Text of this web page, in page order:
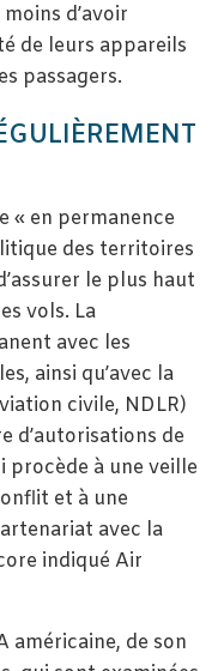
d’avoir
de leurs appareils
passagers.
« en permanence
des territoires
le plus haut
vols. La
avec les
ainsi qu’avec la
civile, NDLR)
d’autorisations de
procède à une veille
et à une
avec la
indiqué Air
américaine, de son